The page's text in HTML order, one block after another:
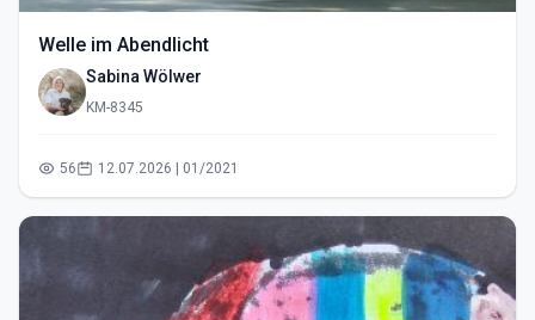
Welle im Abendlicht
Sabina Wölwer
KM-8345
56 12.07.2026 | 01/2021